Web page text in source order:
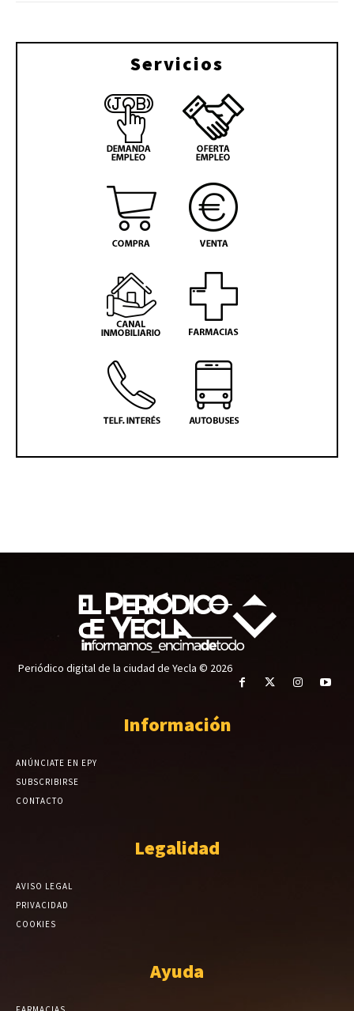
Servicios
Periódico digital de la ciudad de Yecla © 2026
Información
ANÚNCIATE EN EPY
SUBSCRIBIRSE
CONTACTO
Legalidad
AVISO LEGAL
PRIVACIDAD
COOKIES
Ayuda